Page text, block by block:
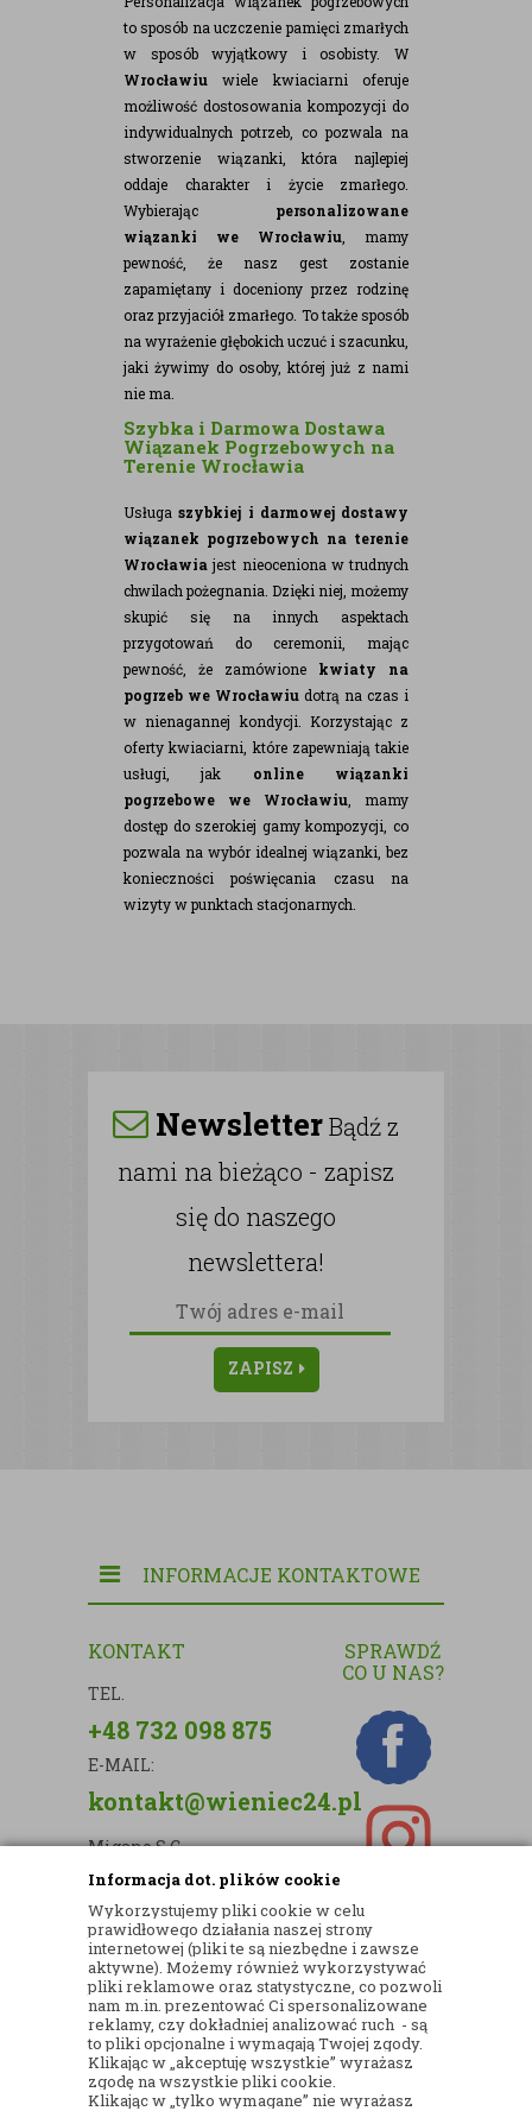
Informacja dot. plików cookie
Wykorzystujemy pliki cookie w celu
prawidłowego działania naszej strony
internetowej (pliki te są niezbędne i zawsze
aktywne). Możemy również wykorzystywać
pliki reklamowe oraz statystyczne, co pozwoli
nam m.in. prezentować Ci spersonalizowane
reklamy, czy dokładniej analizować ruch - są
to pliki opcjonalne i wymagają Twojej zgody.
Klikając w „akceptuję wszystkie” wyrażasz
zgodę na wszystkie pliki cookie.
Klikając w „tylko wymagane” nie wyrażasz
to sposób na uczczenie pamięci zmarłych
w sposób wyjątkowy i osobisty. W
Wrocławiu wiele kwiaciarni oferuje
możliwość dostosowania kompozycji do
indywidualnych potrzeb, co pozwala na
stworzenie wiązanki, która najlepiej
oddaje charakter i życie zmarłego.
Wybierając personalizowane
wiązanki we Wrocławiu , mamy
pewność, że nasz gest zostanie
zapamiętany i doceniony przez rodzinę
oraz przyjaciół zmarłego. To także sposób
na wyrażenie głębokich uczuć i szacunku,
jaki żywimy do osoby, której już z nami
nie ma.
Szybka i Darmowa Dostawa
Wiązanek Pogrzebowych na
Terenie Wrocławia
Usługaszybkiej i darmowej dostawy
wiązanek pogrzebowych na terenie
Wrocławia jest nieoceniona w trudnych
chwilach pożegnania. Dzięki niej, możemy
skupić się na innych aspektach
przygotowań do ceremonii, mając
pewność, że zamówione kwiaty na
pogrzeb we Wrocławiu dotrą na czas i
w nienagannej kondycji. Korzystając z
oferty kwiaciarni, które zapewniają takie
usługi, jak online wiązanki
pogrzebowe we Wrocławiu , mamy
dostęp do szerokiej gamy kompozycji, co
pozwala na wybór idealnej wiązanki, bez
konieczności poświęcania czasu na
wizyty w punktach stacjonarnych.
NewsletterBądź z
nami na bieżąco - zapisz
się do naszego
newslettera!
ZAPISZ
INFORMACJE KONTAKTOWE
KONTAKT
TEL.
+48 732 098 875
E-MAIL:
kontakt@wieniec24.pl
Migano S.C.
ul. Kartograficzna 88c/m33
03-290 Warszawa
NIP: 5242813637
REGON: 365874905
Nr konta (mBank):
36 1140 2004 0000 3902 8144 2737
SPRAWDŹ
CO U NAS?